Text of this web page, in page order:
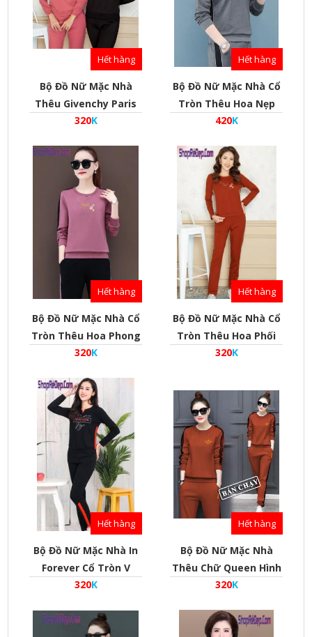
Hết hàng
Bộ Đồ Nữ Mặc Nhà
Thêu Givenchy Paris
Kiểu Dáng Thể Thao
Vải Da Cá - Mã
Bd010019
320K
Hết hàng
Bộ Đồ Nữ Mặc Nhà Cổ
Tròn Thêu Hoa Nẹp
Sườn Phong Cách Hàn
420K
Hết hàng
Bộ Đồ Nữ Mặc Nhà Cổ
Tròn Thêu Hoa Phong
Cách Hàn Quốc Vải Da
320K
Hết hàng
Bộ Đồ Nữ Mặc Nhà Cổ
Tròn Thêu Hoa Phối
Sườn Phong Cách Hàn
Bd010022
320K
Hết hàng
Bộ Đồ Nữ Mặc Nhà In
Forever Cổ Tròn V
Phong Cách Hàn Quốc
Bd010021
320K
Hết hàng
Bộ Đồ Nữ Mặc Nhà
Thêu Chữ Queen Hình
Vương Miện Kiểu
Cách Hàn Quốc - Mã
320K